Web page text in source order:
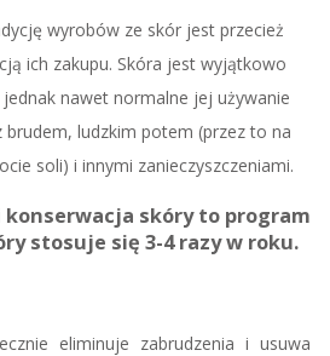
wyrobów ze skór jest przecież
ich zakupu. Skóra jest wyjątkowo
nawet normalne jej używanie
ludzkim potem (przez to na
soli) i innymi zanieczyszczeniami.
konserwacja skóry to program
stosuje się 3-4 razyw roku.
eliminuje zabrudzenia i usuwa